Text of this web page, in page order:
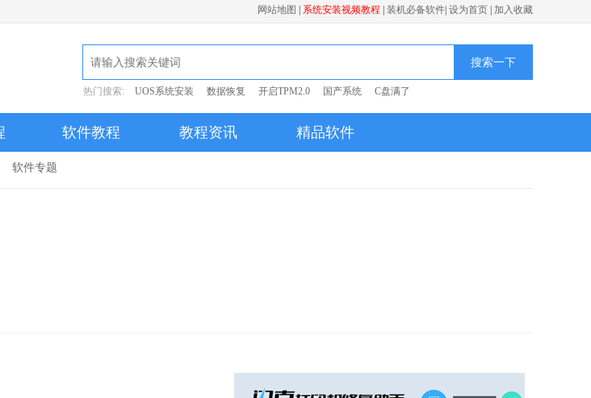
网站地图 系统安装视频教程 装机必备软件 设为首页 加入收藏
搜索一下
热门搜索: UOS系统安装 数据恢复 开启TPM2.0 国产系统 C盘满了
软件教程 教程资讯 精品软件
软件专题